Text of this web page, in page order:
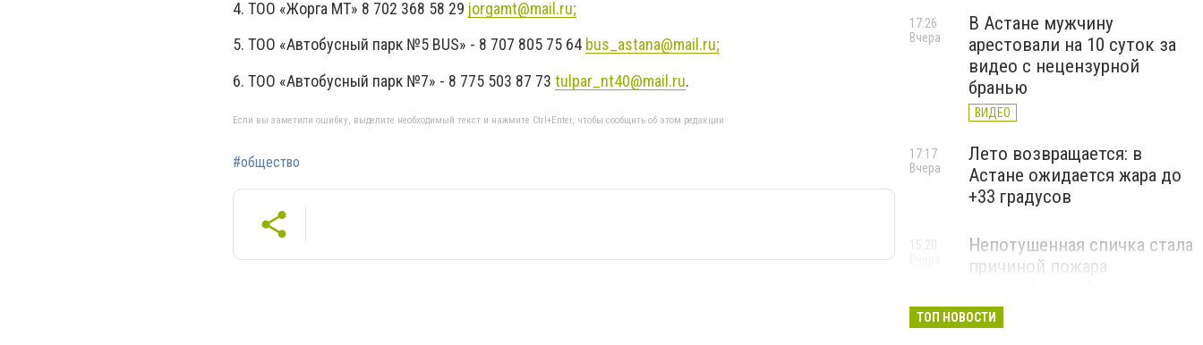
4. ТОО «Жорга МТ» 8 702 368 58 29 jorgamt@mail.ru;
5. ТОО «Автобусный парк №5 BUS» - 8 707 805 75 64 bus_astana@mail.ru;
6. ТОО «Автобусный парк №7» - 8 775 503 87 73 tulpar_nt40@mail.ru.
Если вы заметили ошибку, выделите необходимый текст и нажмите Ctrl+Enter, чтобы сообщить об этом редакции
#общество
В Астане мужчину
арестовали на 10 суток за
видео с нецензурной
бранью
ВИДЕО
17:26
Вчера
Лето возвращается: в
Астане ожидается жара до
+33 градусов
17:17
Вчера
Непотушенная спичка стала
причиной пожара
15:20
ТОП НОВОСТИ